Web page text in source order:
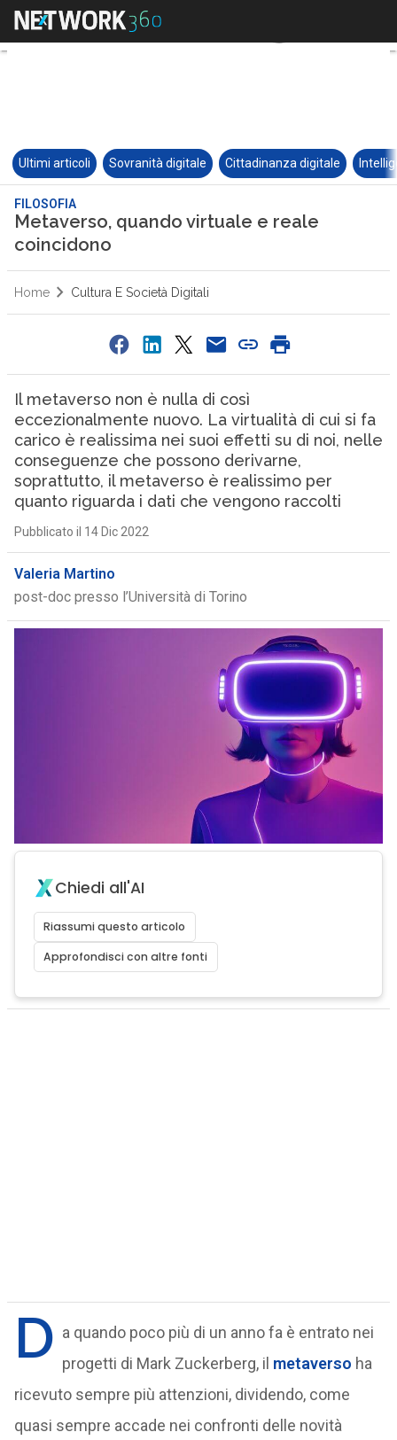
Ultimi articoli Sovranità digitale Cittadinanza digitale
FILOSOFIA
Metaverso, quando virtuale e reale
coincidono
Home Cultura E Società Digitali
Il metaverso non è nulla di così
eccezionalmente nuovo. La virtualità di cui si fa
carico è realissima nei suoi effetti su di noi, nelle
conseguenze che possono derivarne,
soprattutto, il metaverso è realissimo per
quanto riguarda i dati che vengono raccolti
Pubblicato il 14 Dic 2022
Valeria Martino
post-doc presso l’Università di Torino
Chiedi all'AI
Riassumi questo articolo
Approfondisci con altre fonti
D a quando poco più di un anno fa è entrato nei
progetti di Mark Zuckerberg, il metaverso ha
ricevuto sempre più attenzioni, dividendo, come
quasi sempre accade nei confronti delle novità